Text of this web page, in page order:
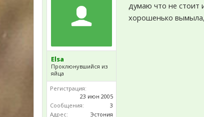
Elsa
Проклюнувшийся из
яйца
Регистрация:
23 июн 2005
Сообщения:
3
Адрес:
Эстония
думаю что не стоит
хорошенько